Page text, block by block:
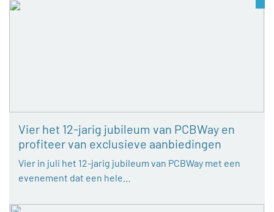
Vier het 12-jarig jubileum van PCBWay en
profiteer van exclusieve aanbiedingen
Vier in juli het 12-jarig jubileum van PCBWay met een
evenement dat een hele…